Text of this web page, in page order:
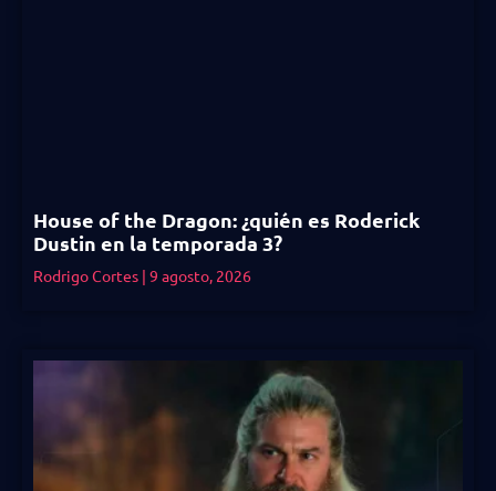
House of the Dragon: ¿quién es Roderick
Dustin en la temporada 3?
Rodrigo Cortes 9 agosto, 2026